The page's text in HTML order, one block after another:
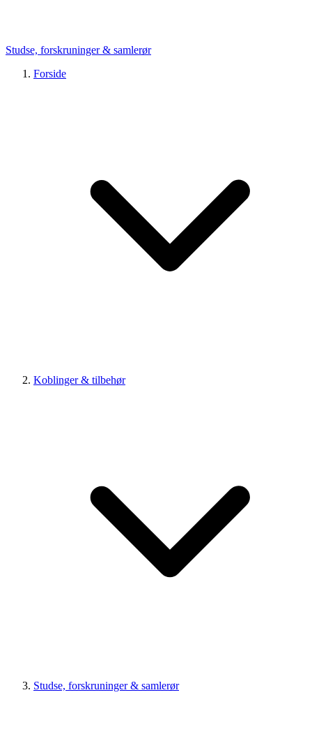
Studse, forskruninger & samlerør
Forside
Koblinger & tilbehør
Studse, forskruninger & samlerør